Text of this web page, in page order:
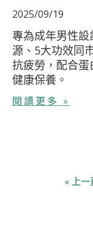
2025/09/19
專為成年男性
源、5大功效同
抗疲勞，配合
健康保養。
閱讀更多 »
« 上一